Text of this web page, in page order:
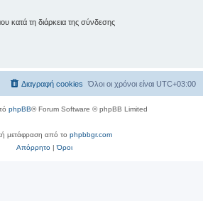
κατά τη διάρκεια της σύνδεσης
Όλοι οι χρόνοι είναι UTC+03:00
Διαγραφή cookies
phpBB® Forum Software © phpBB Limited
μετάφραση από το phpbbgr.com
Απόρρητο|Όροι